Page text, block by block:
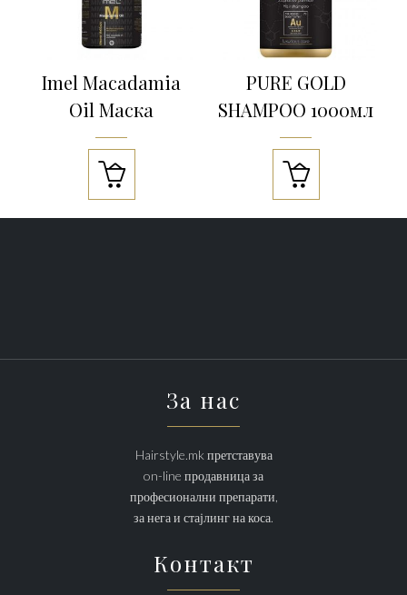
Imel Macadamia
Oil Маска

PURE GOLD
SHAMPOO 1000мл

За нас
Hairstyle.mk претставува
on-line продавница за
професионални препарати,
за нега и стајлинг на коса.
Контакт